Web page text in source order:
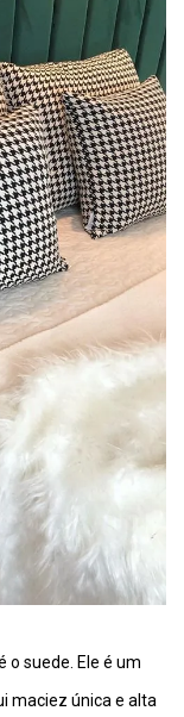
o suede. Ele é um
maciez única e alta